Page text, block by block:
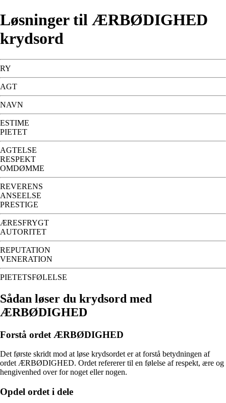
Løsninger til ÆRBØDIGHED
krydsord
RY
AGT
NAVN
ESTIME
PIETET
AGTELSE
RESPEKT
OMDØMME
REVERENS
ANSEELSE
PRESTIGE
ÆRESFRYGT
AUTORITET
REPUTATION
VENERATION
PIETETSFØLELSE
Sådan løser du krydsord med
ÆRBØDIGHED
Forstå ordet ÆRBØDIGHED
Det første skridt mod at løse krydsordet er at forstå betydningen af
ordet ÆRBØDIGHED. Ordet refererer til en følelse af respekt, ære og
hengivenhed over for noget eller nogen.
Opdel ordet i dele